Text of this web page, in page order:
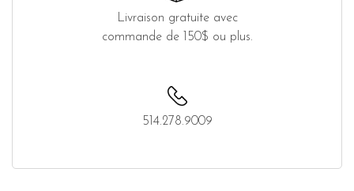
Livraison gratuite avec
commande de 150$ ou plus.
514.278.9009